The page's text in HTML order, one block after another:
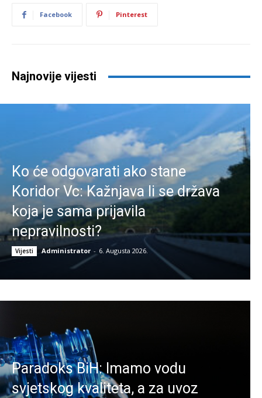
Facebook Pinterest
Najnovije vijesti
Ko će odgovarati ako stane
Koridor Vc: Kažnjava li se država
koja je sama prijavila
nepravilnosti?
Vijesti Administrator - 6. Augusta 2026.
Paradoks BiH: Imamo vodu
svjetskog kvaliteta, a za uvoz